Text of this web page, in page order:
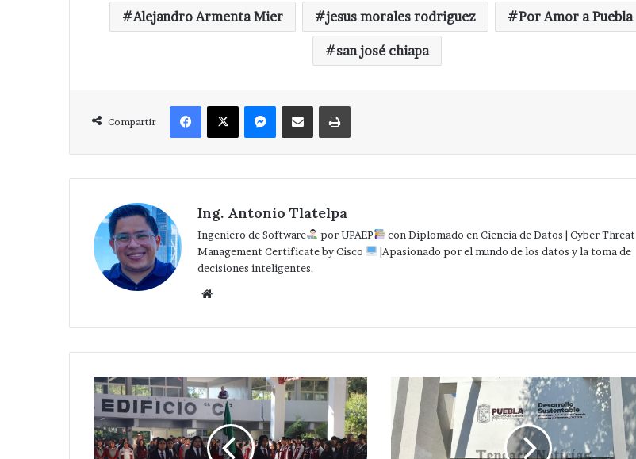
Alejandro Armenta Mier jesus morales rodriguez Por Amor a Puebla
san josé chiapa
Compartir
Facebook
X MessengerCompartir via CorreoImprimir
Ing. Antonio Tlatelpa
Ingeniero de Software por UPAEP
con Diplomado en Ciencia de Datos | Cyber Threat
Management Certificate by Cisco
|Apasionado por el mundo de los datos y la toma de
decisiones inteligentes.
Iniciará
SEP
preinscripciones
a
nivel
Firma
Velázquez
Romero
convenio
para
Red